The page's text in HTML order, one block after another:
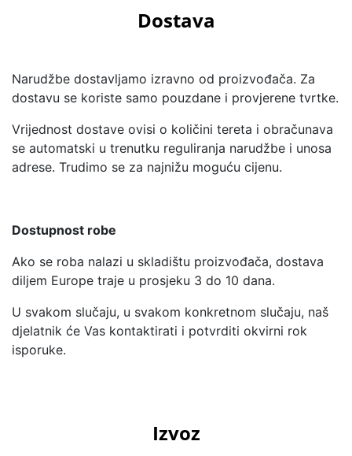
Dostava
Narudžbe dostavljamo izravno od proizvođača. Za
dostavu se koriste samo pouzdane i provjerene tvrtke.
Vrijednost dostave ovisi o količini tereta i obračunava
se automatski u trenutku reguliranja narudžbe i unosa
adrese. Trudimo se za najnižu moguću cijenu.
Dostupnost robe
Ako se roba nalazi u skladištu proizvođača, dostava
diljem Europe traje u prosjeku 3 do 10 dana.
U svakom slučaju, u svakom konkretnom slučaju, naš
djelatnik će Vas kontaktirati i potvrditi okvirni rok
isporuke.
Izvoz